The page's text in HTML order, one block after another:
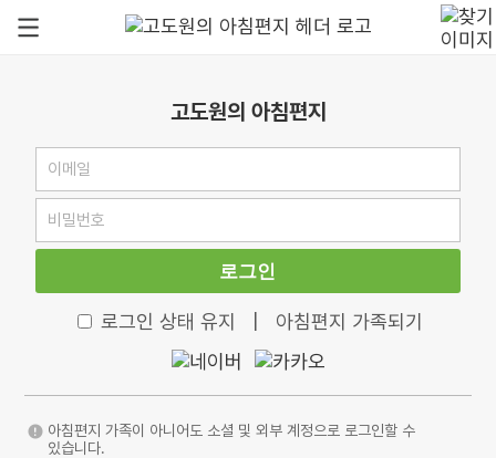
고도원의 아침편지
로그인
로그인 상태 유지 아침편지 가족되기
아침편지 가족이 아니어도 소셜 및 외부 계정으로 로그인할 수
있습니다.